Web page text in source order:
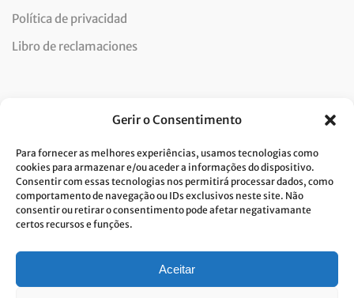
Gerir o Consentimento
Para fornecer as melhores experiências, usamos tecnologias como
cookies para armazenar e/ou aceder a informações do dispositivo.
Consentir com essas tecnologias nos permitirá processar dados, como
comportamento de navegação ou IDs exclusivos neste site. Não
consentir ou retirar o consentimento pode afetar negativamante
certos recursos e funções.
Aceitar
Política de privacidad
Libro de reclamaciones
Doy mi consentimiento para el tratamiento de datos y
acepto la política de privacidad.*
Costa Verde se compromete a aplicar el RGPD. Para procesar sus datos
nuestra política de privacidad.